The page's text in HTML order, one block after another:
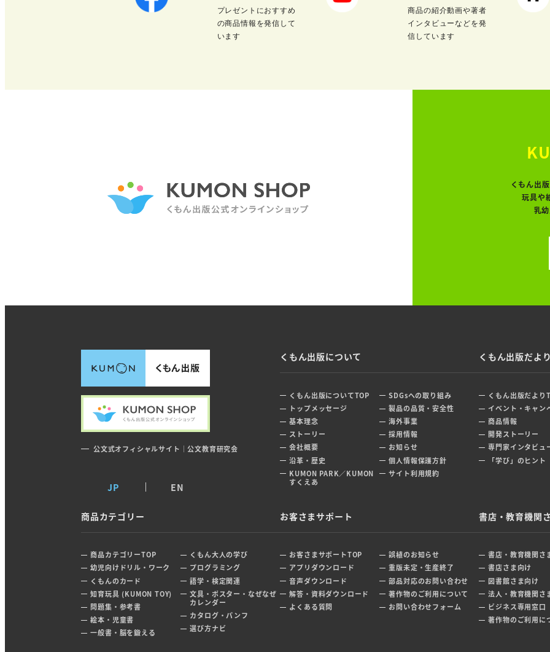
プレゼントにおすすめ
の商品情報を発信して
います
商品の紹介動画や著者
インタビューなどを発
信しています
くもん出
玩具や
乳
公文式オフィシャルサイト｜公文教育研究会
JP EN
くもん出版について
くもん出版についてTOP
トップメッセージ
基本理念
ストーリー
会社概要
沿革・歴史
KUMON PARK／KUMON
すくえあ
SDGsへの取り組み
製品の品質・安全性
海外事業
採用情報
お知らせ
個人情報保護方針
サイト利用規約
くもん出版だよ
くもん出版だより
イベント・キャン
商品情報
開発ストーリー
専門家インタビュ
「学び」のヒント
商品カテゴリー
商品カテゴリーTOP
幼児向けドリル・ワーク
くもんのカード
知育玩具 (KUMON TOY)
問題集・参考書
絵本・児童書
一般書・脳を鍛える
くもん大人の学び
プログラミング
語学・検定関連
文具・ポスター・なぜなぜ
カレンダー
カタログ・パンフ
選び方ナビ
お客さまサポート
お客さまサポートTOP
アプリダウンロード
音声ダウンロード
解答・資料ダウンロード
よくある質問
誤植のお知らせ
重版未定・生産終了
部品対応のお問い合わせ
著作物のご利用について
お問い合わせフォーム
書店・教育機関
書店・教育機関さ
書店さま向け
図書館さま向け
法人・教育機関さ
ビジネス専用窓口
著作物のご利用に